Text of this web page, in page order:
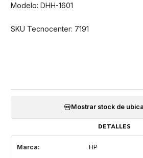
Modelo: DHH-1601
SKU Tecnocenter: 7191
Mostrar stock de
DETALLES
Marca: HP